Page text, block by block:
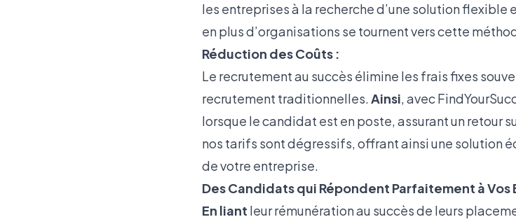
les entreprises à la recherche d’une solution
en plus d’organisations se tournent vers cette
Réduction des Coûts :
Le recrutement au succès élimine les frais fixes
recrutement traditionnelles.Ainsi, avec
lorsque le candidat est en poste, assurant un retour
nos tarifs sont dégressifs, offrant ainsi une solution
de votre entreprise.
Des Candidats qui Répondent Parfaitement à Vos
En liant leur rémunération au succès de leurs